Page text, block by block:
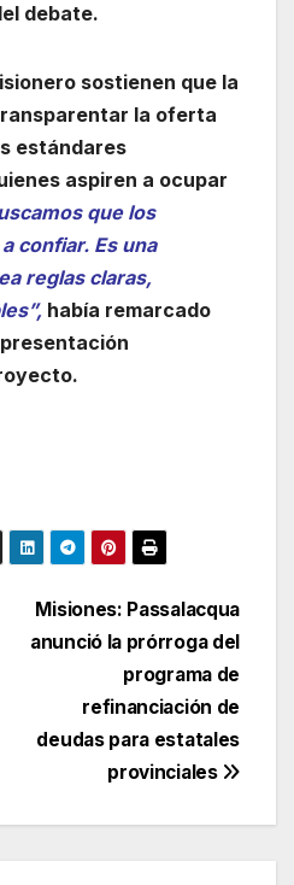
debate.
sostienen que la
la oferta
estándares
aspiren a ocupar
que los
confiar. Es una
reglas claras,
había remarcado
Misiones: Passalacqua
anunció la prórroga del
programa de
refinanciación de
deudas para estatales
provinciales